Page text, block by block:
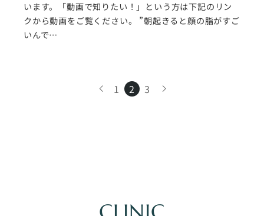
います。「動画で知りたい！」という方は下記のリン
クから動画をご覧ください。 ”朝起きると顔の脂がすご
いんで…
1 2 3